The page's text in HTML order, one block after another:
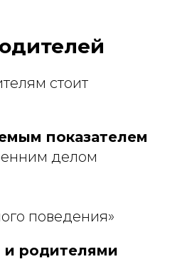
стоит
показателем
делом
поведения»
родителями